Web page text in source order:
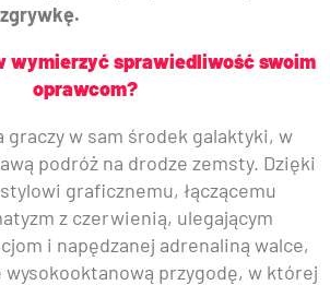
wymierzyć sprawiedliwość swoim
oprawcom?
graczy w sam środek galaktyki, w
podróż na drodze zemsty. Dzięki
graficznemu, łączącemu
z czerwienią, ulegającym
i napędzanej adrenaliną walce,
wysokooktanową przygodę, w której